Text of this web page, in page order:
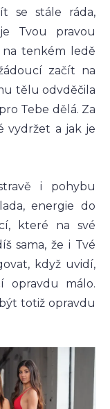
se stále ráda,
Tvou pravou
na tenkém ledě
začít na
tělu odvděčila
Tebe dělá. Za
vydržet a jak je
i pohybu
energie do
které na své
sama, že i Tvé
když uvidí,
opravdu málo.
totiž opravdu